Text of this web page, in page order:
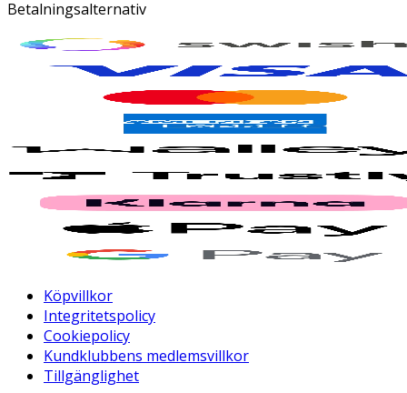
Betalningsalternativ
Köpvillkor
Integritetspolicy
Cookiepolicy
Kundklubbens medlemsvillkor
Tillgänglighet